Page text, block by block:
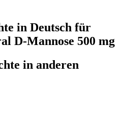
in Deutsch für
D-Mannose 500 mg
in anderen